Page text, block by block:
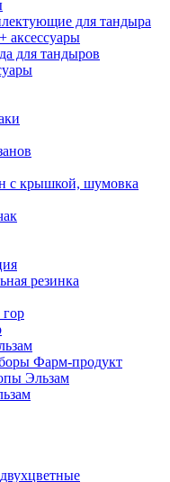
для тандыра
аксессуары
для тандыров
с крышкой, шумовка
резинка
гор
Фарм-продукт
Эльзам